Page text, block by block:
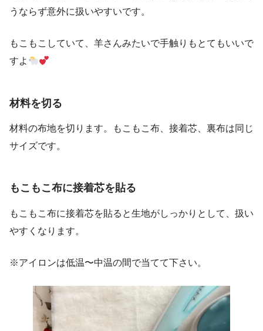
うならず意外に扱いやすいです。
もこもこしていて、羊さんみたいで手触りもとてもいいで
すよ
材料を切る
材料の布地を切ります。もこもこ布、接着芯、裏布は同じ
サイズです。
もこもこ布に接着芯を貼る
もこもこ布に接着芯を貼ると生地がしっかりとして、扱い
やすくなります。
※アイロンは低温〜中温の間で当てて下さい。